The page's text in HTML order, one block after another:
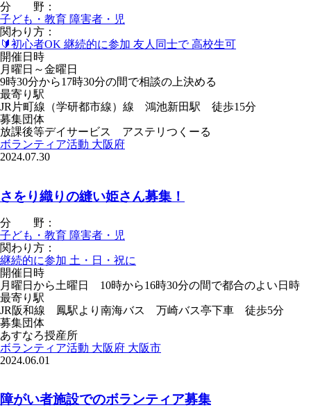
分 野：
子ども・教育 障害者・児
関わり方：
🔰初心者OK 継続的に参加 友人同士で高校生可
開催日時
月曜日～金曜日
9時30分から17時30分の間で相談の上決める
最寄り駅
JR片町線（学研都市線）線 鴻池新田駅 徒歩15分
募集団体
放課後等デイサービス アステリつくーる
ボランティア活動 大阪府
2024.07.30
さをり織りの縫い姫さん募集！
分 野：
子ども・教育 障害者・児
関わり方：
継続的に参加 土・日・祝に
開催日時
月曜日から土曜日 10時から16時30分の間で都合のよい日時
最寄り駅
JR阪和線 鳳駅より南海バス 万崎バス亭下車 徒歩5分
募集団体
あすなろ授産所
ボランティア活動 大阪府 大阪市
2024.06.01
障がい者施設でのボランティア募集